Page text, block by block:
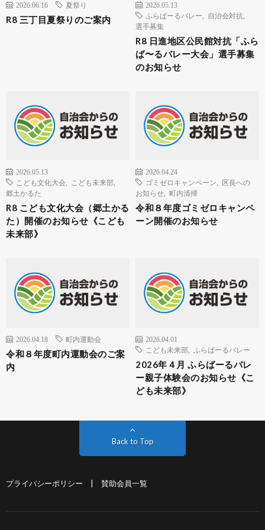
2026.06.16 夏祭り
R8 三丁目夏祭りのご案内
2026.05.13
ふらばーるバレー
自治会対抗
選手募集
R8 日進地区公民館対抗「ふら
ば〜るバレー大会」選手募集
のお知らせ
2026.05.13
こども文化大会
こども未来部
郷土かるた
R8 こども文化大会（郷土かる
た）開催のお知らせ《こども
未来部》
2026.04.24
ゴミゼロキャンペーン
区長への
お知らせ
町内清掃
令和８年度ゴミゼロキャンペ
ーン開催のお知らせ
2026.04.18 町内運動会
令和８年度町内運動会のご案
内
2026.04.01
こども未来部
ふらばーるバレー
2026年４月 ふらばーるバレ
ー親子体験会のお知らせ《こ
ども未来部》
Back to Top
プライバシーポリシー 賛助会員一覧